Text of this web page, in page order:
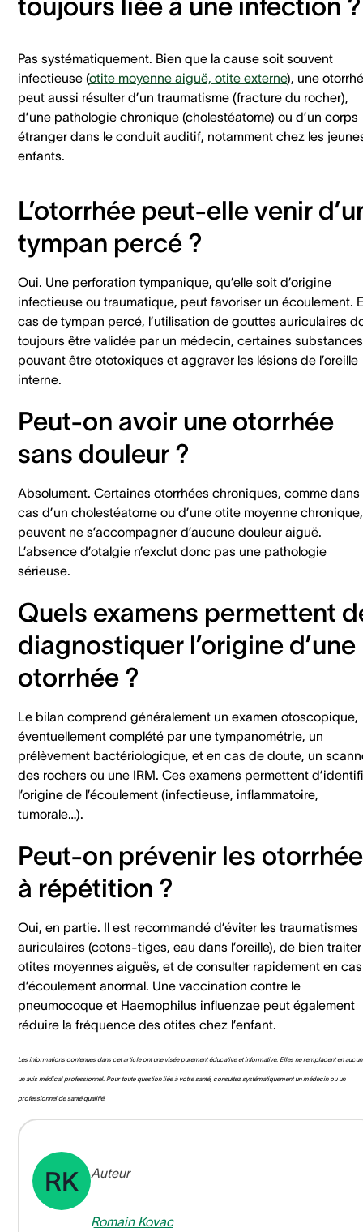
toujours liée à une infection ?
Pas systématiquement. Bien que la cause soit souvent
infectieuse (otite moyenne aiguë, otite externe), une
peut aussi résulter d’un traumatisme (fracture du rocher),
d’une pathologie chronique (cholestéatome) ou d’un corps
étranger dans le conduit auditif, notamment chez les
enfants.
L’otorrhée peut-elle venir
tympan percé ?
Oui. Une perforation tympanique, qu’elle soit d’origine
infectieuse ou traumatique, peut favoriser un écoulement.
cas de tympan percé, l’utilisation de gouttes auriculaires
toujours être validée par un médecin, certaines substances
pouvant être ototoxiques et aggraver les lésions de l’oreille
interne.
Peut-on avoir une otorrhée
sans douleur ?
Absolument. Certaines otorrhées chroniques, comme dans
cas d’un cholestéatome ou d’une otite moyenne chronique,
peuvent ne s’accompagner d’aucune douleur aiguë.
L’absence d’otalgie n’exclut donc pas une pathologie
sérieuse.
Quels examens permettent
diagnostiquer l’origine d’une
otorrhée ?
Le bilan comprend généralement un examen otoscopique,
éventuellement complété par une tympanométrie, un
prélèvement bactériologique, et en cas de doute, un
des rochers ou une IRM. Ces examens permettent
l’origine de l’écoulement (infectieuse, inflammatoire,
tumorale…).
Peut-on prévenir les
à répétition ?
Oui, en partie. Il est recommandé d’éviter les traumatismes
auriculaires (cotons-tiges, eau dans l’oreille), de bien
otites moyennes aiguës, et de consulter rapidement en cas
d’écoulement anormal. Une vaccination contre le
pneumocoque et Haemophilus influenzae peut également
réduire la fréquence des otites chez l’enfant.
Les informations contenues dans cet article ont une visée purement éducative et informative. Elles ne remplacent en
un avis médical professionnel. Pour toute question liée à votre santé, consultez systématiquement un médecin ou un
professionnel de santé qualifié.
RK Auteur
Romain Kovac